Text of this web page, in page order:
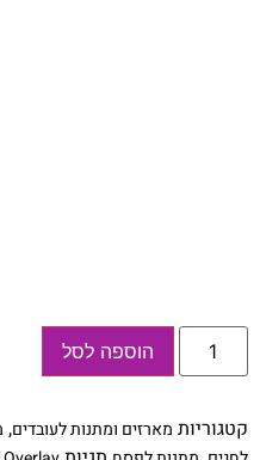
כמות
מרכז
הוספה לסל
קטגוריותמארזים ומתנות לעובדים,